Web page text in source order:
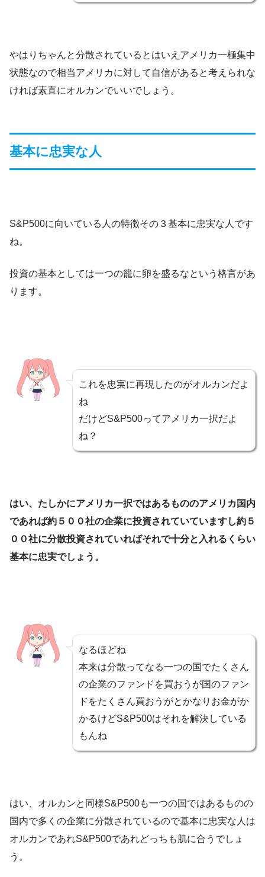
やはりちゃんと分散されているとはいえアメリカ一極集中
状態なので相当アメリカに対して自信があると考えられな
ければ素直にオルカンでいいでしょう。
基本に忠実な人
S&P500に向いている人の特徴その３基本に忠実な人です
ね。
投資の基本としては一つの籠に卵を盛るなという格言があ
ります。
これを忠実に再現したのがオルカンだよ
ね
だけどS&P500ってアメリカ一択だよ
ね？
はい、たしかにアメリカ一択ではあるもののアメリカ国内
であれば約５００社の企業に投資されていていますし約５
００社に分散投資されていればそれで十分と入れるくらい
基本に忠実でしょう。
なるほどね
本来は分散ってなる一つの国でたくさん
の企業のファンドを買おうが国のファン
ドをたくさん買おうがとかなりお金がか
かるけどS&P500はそれを解決している
もんね
はい、オルカンと同様S&P500も一つの国ではあるものの
国内で多くの企業に分散されているので基本に忠実な人は
オルカンであれS&P500であれどっちも肌に合うでしょ
う。